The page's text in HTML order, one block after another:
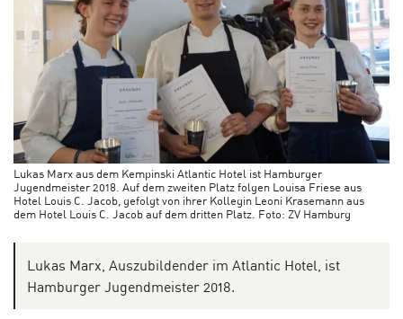
Lukas Marx aus dem Kempinski Atlantic Hotel ist Hamburger
Jugendmeister 2018. Auf dem zweiten Platz folgen Louisa Friese aus
Hotel Louis C. Jacob, gefolgt von ihrer Kollegin Leoni Krasemann aus
dem Hotel Louis C. Jacob auf dem dritten Platz. Foto: ZV Hamburg
Lukas Marx, Auszubildender im Atlantic Hotel, ist
Hamburger Jugendmeister 2018.